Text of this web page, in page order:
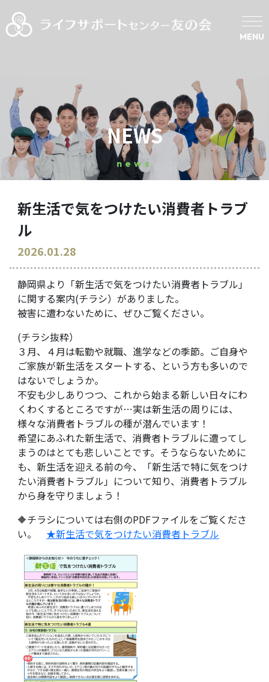
MENU
NEWS
news
新生活で気をつけたい消費者トラブ
ル
2026.01.28
静岡県より「新生活で気をつけたい消費者トラブル」
に関する案内(チラシ）がありました。
被害に遭わないために、ぜひご覧ください。
(チラシ抜粋）
３月、４月は転勤や就職、進学などの季節。ご自身や
ご家族が新生活をスタートする、という方も多いので
はないでしょうか。
不安も少しありつつ、これから始まる新しい日々にわ
くわくするところですが…実は新生活の周りには、
様々な消費者トラブルの種が潜んでいます！
希望にあふれた新生活で、消費者トラブルに遭ってし
まうのはとても悲しいことです。そうならないために
も、新生活を迎える前の今、「新生活で特に気をつけ
たい消費者トラブル」について知り、消費者トラブル
から身を守りましょう！
🔶チラシについては右側のPDFファイルをご覧くださ
い。 ★新生活で気をつけたい消費者トラブル